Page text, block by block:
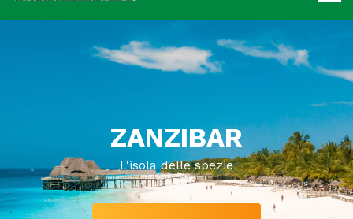
ZANZIBAR
L'isola delle spezie